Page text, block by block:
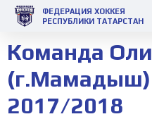
ФЕДЕРАЦИЯ ХОККЕЯ
РЕСПУБЛИКИ ТАТАРСТАН
Команда
(г.Мамадыш)
2017/2018